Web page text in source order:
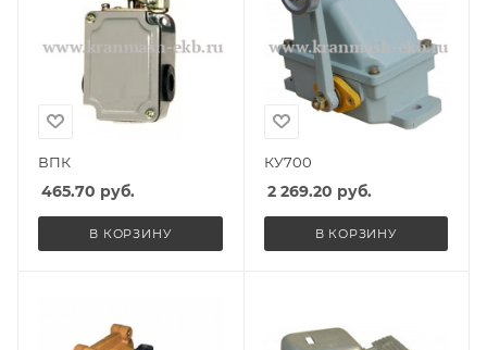
ВПК
465.70 руб.
В КОРЗИНУ
КУ700
2 269.20 руб.
В КОРЗИНУ